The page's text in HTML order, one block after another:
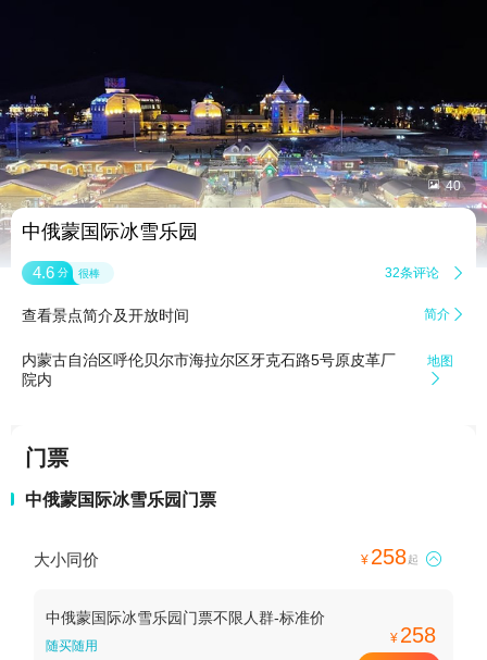
 40
中俄蒙国际冰雪乐园
4.6 分 很棒 32条评论 
查看景点简介及开放时间 简介 
内蒙古自治区呼伦贝尔市海拉尔区牙克石路5号原皮革厂
院内
地图

门票
中俄蒙国际冰雪乐园门票
大小同价 ¥ 258起 
中俄蒙国际冰雪乐园门票不限人群-标准价
随买随用 ¥ 258